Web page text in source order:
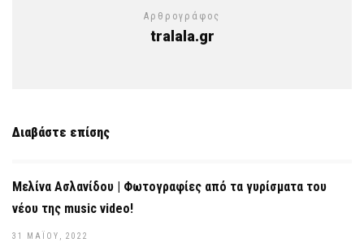
Αρθρογράφος
tralala.gr
Διαβάστε επίσης
Μελίνα Ασλανίδου | Φωτογραφίες από τα γυρίσματα του
νέου της music video!
31 ΜΑΪ́ΟΥ, 2022